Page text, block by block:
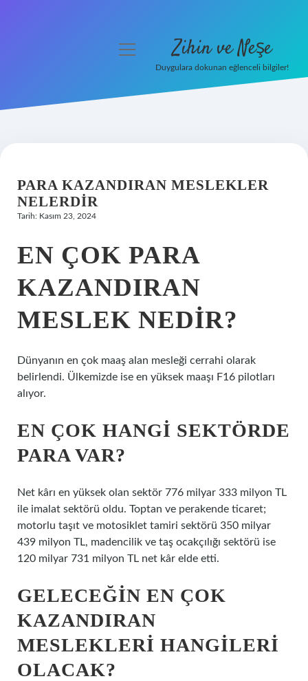
Hakkımızda
menüyü
Zihin ve Neşe
Duygulara dokunan eğlenceli bilgiler!
PARA KAZANDIRAN MESLEKLER
NELERDIR
Tarih: Kasım 23, 2024
EN ÇOK PARA
KAZANDIRAN
MESLEK NEDIR?
Dünyanın en çok maaş alan mesleği cerrahi olarak
belirlendi. Ülkemizde ise en yüksek maaşı F16 pilotları
alıyor.
EN ÇOK HANGI SEKTÖRDE
PARA VAR?
Net kârı en yüksek olan sektör 776 milyar 333 milyon TL
ile imalat sektörü oldu. Toptan ve perakende ticaret;
motorlu taşıt ve motosiklet tamiri sektörü 350 milyar
439 milyon TL, madencilik ve taş ocakçılığı sektörü ise
120 milyar 731 milyon TL net kâr elde etti.
GELECEĞIN EN ÇOK
KAZANDIRAN
MESLEKLERI HANGILERI
OLACAK?